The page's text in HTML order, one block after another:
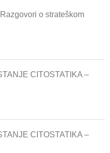
o strateškom
CITOSTATIKA –
CITOSTATIKA –